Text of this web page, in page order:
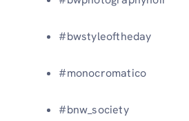
#bwstyleoftheday
#monocromatico
#bnw_society